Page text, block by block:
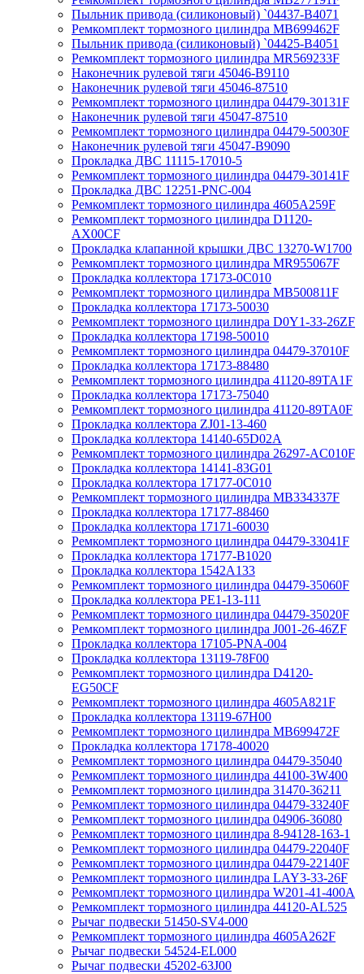
Пыльник привода (силиконовый) `04437-B4071
Ремкомплект тормозного цилиндра MB699462F
Пыльник привода (силиконовый) `04425-B4051
Ремкомплект тормозного цилиндра MR569233F
Наконечник рулевой тяги 45046-B9110
Наконечник рулевой тяги 45046-87510
Ремкомплект тормозного цилиндра 04479-30131F
Наконечник рулевой тяги 45047-87510
Ремкомплект тормозного цилиндра 04479-50030F
Наконечник рулевой тяги 45047-B9090
Прокладка ДВС 11115-17010-5
Ремкомплект тормозного цилиндра 04479-30141F
Прокладка ДВС 12251-PNC-004
Ремкомплект тормозного цилиндра 4605A259F
Ремкомплект тормозного цилиндра D1120-
AX00CF
Прокладка клапанной крышки ДВС 13270-W1700
Ремкомплект тормозного цилиндра MR955067F
Прокладка коллектора 17173-0C010
Ремкомплект тормозного цилиндра MB500811F
Прокладка коллектора 17173-50030
Ремкомплект тормозного цилиндра D0Y1-33-26ZF
Прокладка коллектора 17198-50010
Ремкомплект тормозного цилиндра 04479-37010F
Прокладка коллектора 17173-88480
Ремкомплект тормозного цилиндра 41120-89TA1F
Прокладка коллектора 17173-75040
Ремкомплект тормозного цилиндра 41120-89TA0F
Прокладка коллектора ZJ01-13-460
Прокладка коллектора 14140-65D02A
Ремкомплект тормозного цилиндра 26297-AC010F
Прокладка коллектора 14141-83G01
Прокладка коллектора 17177-0C010
Ремкомплект тормозного цилиндра MB334337F
Прокладка коллектора 17177-88460
Прокладка коллектора 17171-60030
Ремкомплект тормозного цилиндра 04479-33041F
Прокладка коллектора 17177-B1020
Прокладка коллектора 1542A133
Ремкомплект тормозного цилиндра 04479-35060F
Прокладка коллектора PE1-13-111
Ремкомплект тормозного цилиндра 04479-35020F
Ремкомплект тормозного цилиндра J001-26-46ZF
Прокладка коллектора 17105-PNA-004
Прокладка коллектора 13119-78F00
Ремкомплект тормозного цилиндра D4120-
EG50CF
Ремкомплект тормозного цилиндра 4605A821F
Прокладка коллектора 13119-67H00
Ремкомплект тормозного цилиндра MB699472F
Прокладка коллектора 17178-40020
Ремкомплект тормозного цилиндра 04479-35040
Ремкомплект тормозного цилиндра 44100-3W400
Ремкомплект тормозного цилиндра 31470-36211
Ремкомплект тормозного цилиндра 04479-33240F
Ремкомплект тормозного цилиндра 04906-36080
Ремкомплект тормозного цилиндра 8-94128-163-1
Ремкомплект тормозного цилиндра 04479-22040F
Ремкомплект тормозного цилиндра 04479-22140F
Ремкомплект тормозного цилиндра LAY3-33-26F
Ремкомплект тормозного цилиндра W201-41-400A
Ремкомплект тормозного цилиндра 44120-AL525
Рычаг подвески 51450-SV4-000
Ремкомплект тормозного цилиндра 4605A262F
Рычаг подвески 54524-EL000
Рычаг подвески 45202-63J00